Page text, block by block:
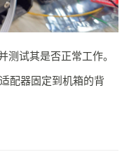
试其是否正常工作。
配器固定到机箱的背